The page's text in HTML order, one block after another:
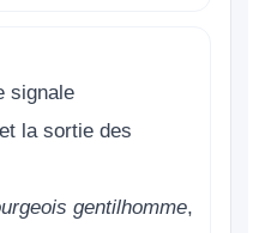
signale
la sortie des
gentilhomme,